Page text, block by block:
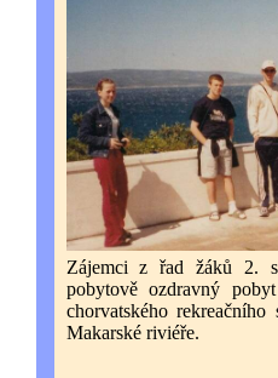
Zájemci z řad žáků 2.
pobytově ozdravný
chorvatského
Makarské riviéře.